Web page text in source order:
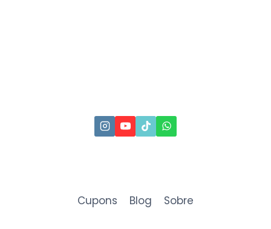
Cupons Blog Sobre